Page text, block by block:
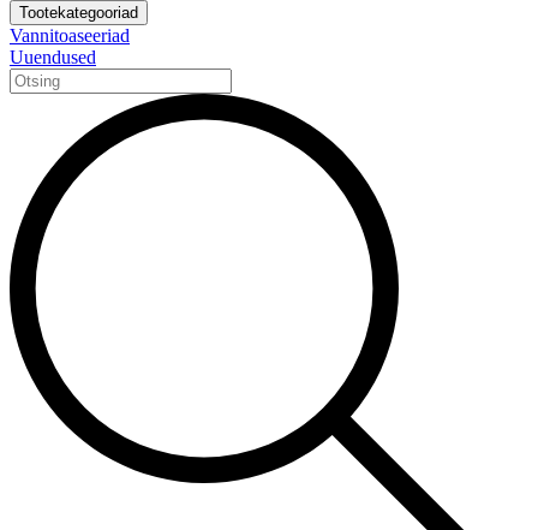
Tootekategooriad
Vannitoaseeriad
Uuendused